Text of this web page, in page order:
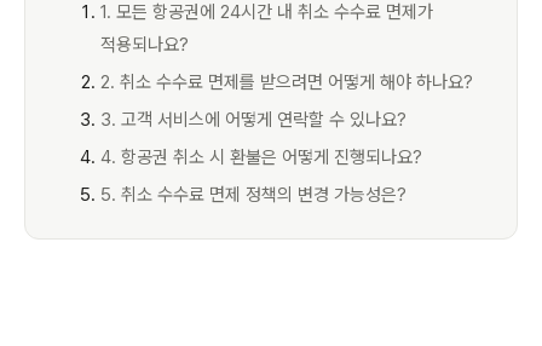
1. 모든 항공권에 24시간 내 취소 수수료 면제가
적용되나요?
2. 취소 수수료 면제를 받으려면 어떻게 해야 하나요?
3. 고객 서비스에 어떻게 연락할 수 있나요?
4. 항공권 취소 시 환불은 어떻게 진행되나요?
5. 취소 수수료 면제 정책의 변경 가능성은?